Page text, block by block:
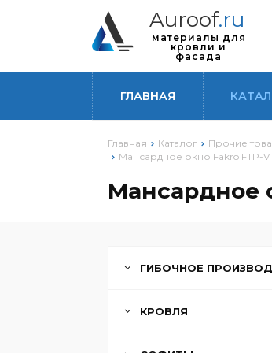
Auroof.ru
материалы для
кровли и
фасада
ГЛАВНАЯ
Главная Каталог Прочие
Мансардное окно Fakro FTP-V
Мансардное
ГИБОЧНОЕ
КРОВЛЯ